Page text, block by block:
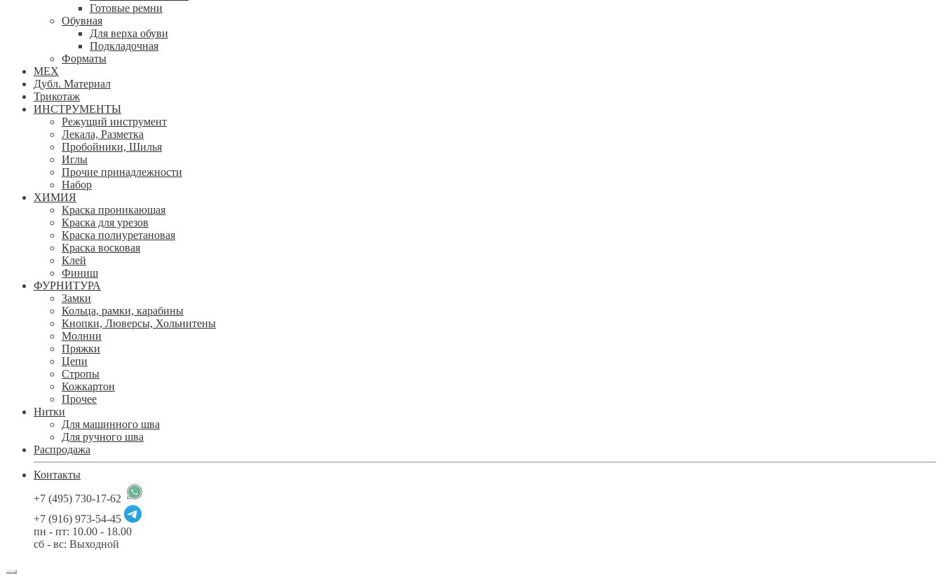
Готовые ремни
Обувная
Для верха обуви
Подкладочная
Форматы
МЕХ
Дубл. Материал
Трикотаж
ИНСТРУМЕНТЫ
Режущий инструмент
Лекала, Разметка
Пробойники, Шилья
Иглы
Прочие принадлежности
Набор
ХИМИЯ
Краска проникающая
Краска для урезов
Краска полиуретановая
Краска восковая
Клей
Финиш
ФУРНИТУРА
Замки
Кольца, рамки, карабины
Кнопки, Люверсы, Хольнитены
Молнии
Пряжки
Цепи
Стропы
Кожкартон
Прочее
Нитки
Для машинного шва
Для ручного шва
Распродажа
Контакты
+7 (495) 730-17-62
+7 (916) 973-54-45
пн - пт: 10.00 - 18.00
сб - вс: Выходной